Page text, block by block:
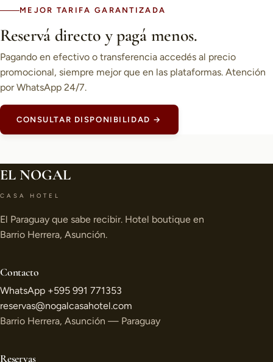
MEJOR TARIFA GARANTIZADA
Reservá directo y pagá menos.
Pagando en efectivo o transferencia accedés al precio
promocional, siempre mejor que en las plataformas. Atención
por WhatsApp 24/7.
CONSULTAR DISPONIBILIDAD →
EL NOGAL
CASA HOTEL
El Paraguay que sabe recibir. Hotel boutique en
Barrio Herrera, Asunción.
Contacto
WhatsApp +595 991 771353
reservas@nogalcasahotel.com
Barrio Herrera, Asunción — Paraguay
Reservas